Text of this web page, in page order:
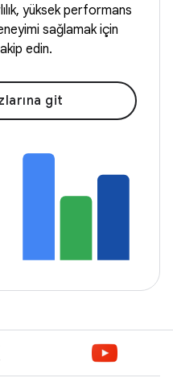
yüksek performans
sağlamak için
edin.
git